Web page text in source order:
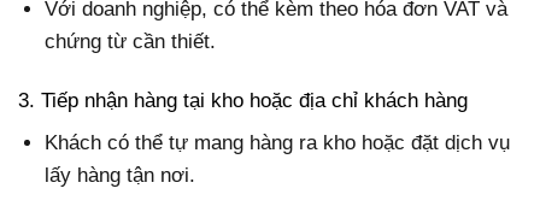
Với doanh nghiệp, có thể kèm theo hóa đơn VAT và
chứng từ cần thiết.
3. Tiếp nhận hàng tại kho hoặc địa chỉ khách hàng
Khách có thể tự mang hàng ra kho hoặc đặt dịch vụ
lấy hàng tận nơi.